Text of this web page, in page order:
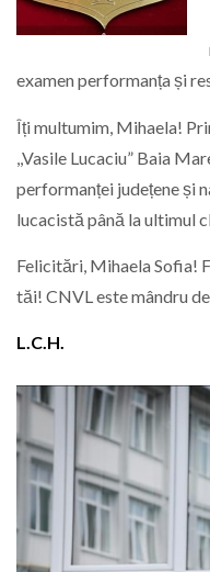
examen performanța și
Îți multumim, Mihaela!
,,Vasile Lucaciu” Baia
performanței județene și
lucacistă până la ultimul
Felicitări, Mihaela Sofia!
tăi! CNVL este mândru
L.C.H.